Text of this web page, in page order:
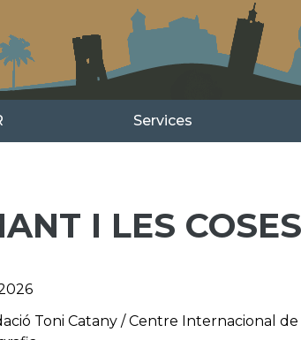
Services
I LES COSES
Toni Catany / Centre Internacional de